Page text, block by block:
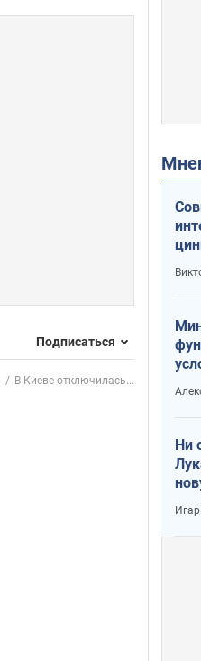
Подписаться
В Киеве отключилась...
Ни